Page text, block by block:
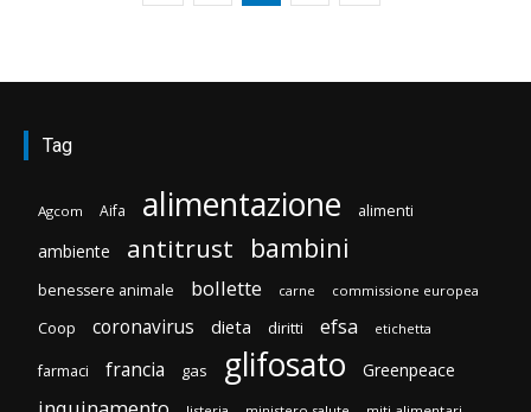
Tag
Agcom Aifa alimentazione alimenti
ambiente antitrust bambini
benessere animale bollette carne commissione europea
Coop coronavirus dieta diritti efsa etichetta
farmaci francia gas glifosato Greenpeace